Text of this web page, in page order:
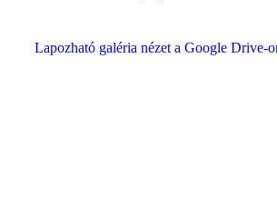
Lapozható galéria nézet a Google Drive-